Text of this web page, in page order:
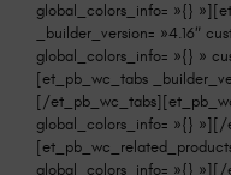
global_colors_info= »{}
_builder_version= »4.16″
global_colors_info= »{} »
[et_pb_wc_tabs
[/
global_colors_info= »{} »][/
global_colors_info= »{}